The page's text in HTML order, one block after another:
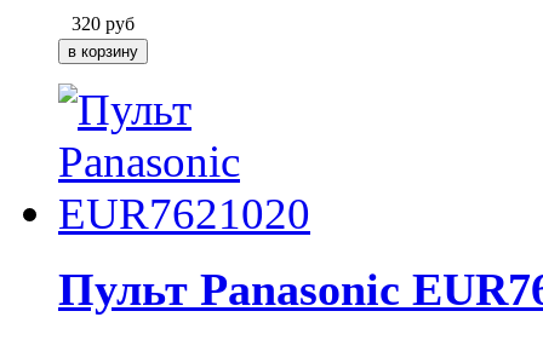
320 руб
Пульт Panasonic